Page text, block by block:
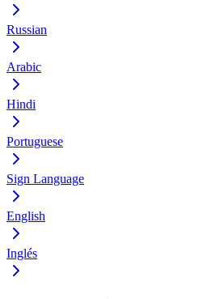
Russian
Arabic
Hindi
Portuguese
Sign Language
English
Inglés